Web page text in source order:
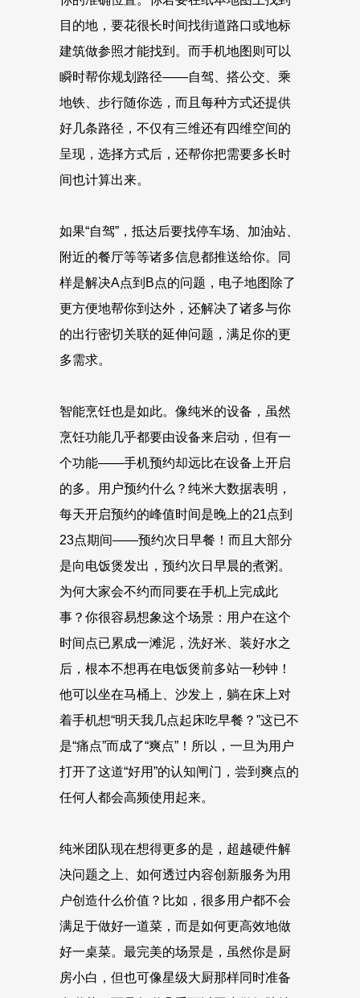
目的地，要花很长时间找街道路口或地标
建筑做参照才能找到。而手机地图则可以
瞬时帮你规划路径——自驾、搭公交、乘
地铁、步行随你选，而且每种方式还提供
好几条路径，不仅有三维还有四维空间的
呈现，选择方式后，还帮你把需要多长时
间也计算出来。
如果“自驾”，抵达后要找停车场、加油站、
附近的餐厅等等诸多信息都推送给你。同
样是解决A点到B点的问题，电子地图除了
更方便地帮你到达外，还解决了诸多与你
的出行密切关联的延伸问题，满足你的更
多需求。
智能烹饪也是如此。像纯米的设备，虽然
烹饪功能几乎都要由设备来启动，但有一
个功能——手机预约却远比在设备上开启
的多。用户预约什么？纯米大数据表明，
每天开启预约的峰值时间是晚上的21点到
23点期间——预约次日早餐！而且大部分
是向电饭煲发出，预约次日早晨的煮粥。
为何大家会不约而同要在手机上完成此
事？你很容易想象这个场景：用户在这个
时间点已累成一滩泥，洗好米、装好水之
后，根本不想再在电饭煲前多站一秒钟！
他可以坐在马桶上、沙发上，躺在床上对
着手机想“明天我几点起床吃早餐？”这已不
是“痛点”而成了“爽点”！所以，一旦为用户
打开了这道“好用”的认知闸门，尝到爽点的
任何人都会高频使用起来。
纯米团队现在想得更多的是，超越硬件解
决问题之上、如何透过内容创新服务为用
户创造什么价值？比如，很多用户都不会
满足于做好一道菜，而是如何更高效地做
好一桌菜。最完美的场景是，虽然你是厨
房小白，但也可像星级大厨那样同时准备